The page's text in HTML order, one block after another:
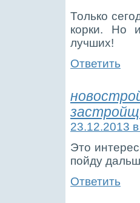
Только
корки. Но
лучших!
Ответить
23.12.2013
Это
пойду
Ответить